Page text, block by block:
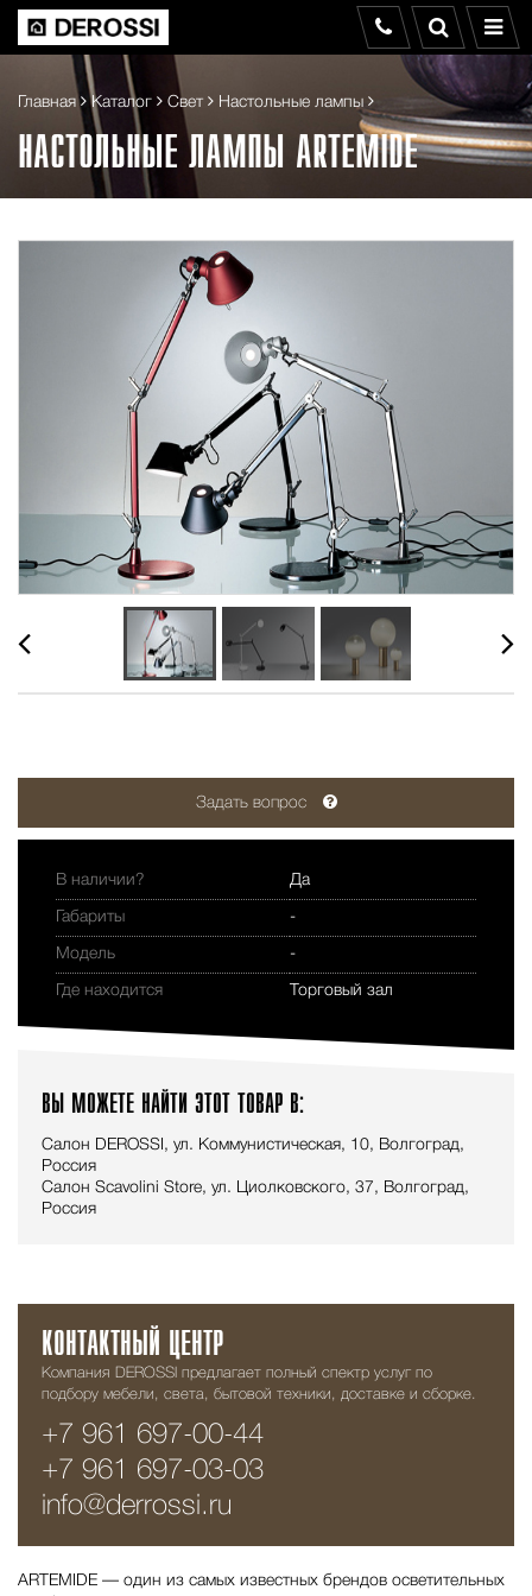
Главная Каталог Свет Настольные лампы
НАСТОЛЬНЫЕ ЛАМПЫ ARTEMIDE
Задать вопрос
В наличии? Да
Габариты -
Модель -
Где находится Торговый зал
ВЫ МОЖЕТЕ НАЙТИ ЭТОТ ТОВАР В:
Салон DEROSSI, ул. Коммунистическая, 10, Волгоград,
Россия
Салон Scavolini Store, ул. Циолковского, 37, Волгоград,
Россия
КОНТАКТНЫЙ ЦЕНТР
Компания DEROSSI предлагает полный спектр услуг по
подбору мебели, света, бытовой техники, доставке и сборке.
+7 961 697-00-44
+7 961 697-03-03
info@derrossi.ru
ARTEMIDE — один из самых известных брендов осветительных